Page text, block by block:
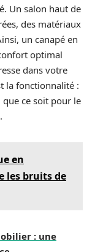
Un salon haut de
des matériaux
un canapé en
optimal
dans votre
la fonctionnalité :
ce soit pour le
en
les bruits de
: une